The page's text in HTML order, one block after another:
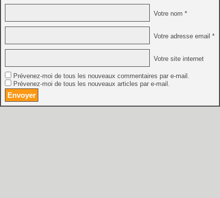
Votre nom *
Votre adresse email *
Votre site internet
Prévenez-moi de tous les nouveaux commentaires par e-mail.
Prévenez-moi de tous les nouveaux articles par e-mail.